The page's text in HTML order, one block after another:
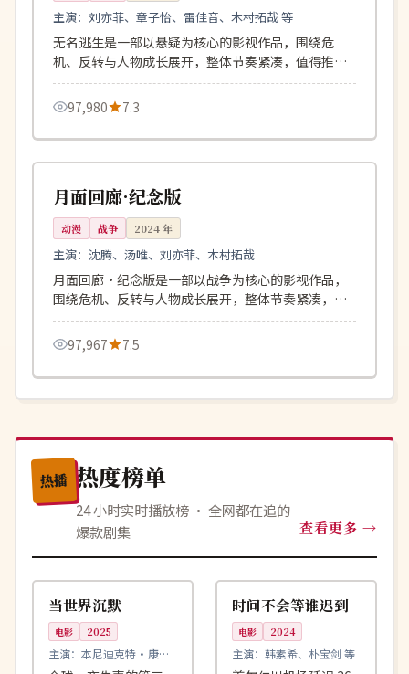
主演：刘亦菲、章子怡、雷佳音、木村拓哉 等
无名逃生是一部以悬疑为核心的影视作品，围绕危
机、反转与人物成长展开，整体节奏紧凑，值得推荐
观看。
97,980
7.3
日本
完结 133分钟
月面回廊·纪念版
动漫 战争 2024年
主演：沈腾、汤唯、刘亦菲、木村拓哉
月面回廊·纪念版是一部以战争为核心的影视作品，
围绕危机、反转与人物成长展开，整体节奏紧凑，值
得推荐观看。
97,967
7.5
热播 热度榜单
24 小时实时播放榜 · 全网都在追的
爆款剧集
查看更多
英国
99:18
当世界沉默
电影 2025
主演： 本尼迪克特·康伯
巴奇、蒂尔达·斯文顿 等
韩国
99:03
时间不会等谁迟到
电影 2024
主演： 韩素希、朴宝剑 等